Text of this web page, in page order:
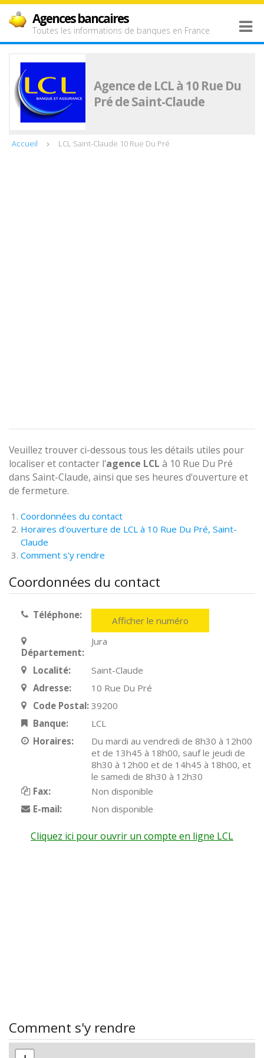
Agences bancaires
Toutes les informations de banques en France
Agence de LCL à 10 Rue Du
Pré de Saint-Claude
Accueil LCL Saint-Claude 10 Rue Du Pré
Veuillez trouver ci-dessous tous les détails utiles pour
localiser et contacter l'agence LCL à 10 Rue Du Pré
dans Saint-Claude, ainsi que ses heures d'ouverture et
de fermeture.
Coordonnées du contact
Horaires d'ouverture de LCL à 10 Rue Du Pré, Saint-
Claude
Comment s'y rendre
Coordonnées du contact
Téléphone: Afficher le numéro
Département:
Jura
Localité:
Saint-Claude
Adresse:
10 Rue Du Pré
Code Postal: 39200
Banque:
LCL
Horaires:
Du mardi au vendredi de 8h30 à 12h00
et de 13h45 à 18h00, sauf le jeudi de
8h30 à 12h00 et de 14h45 à 18h00, et
le samedi de 8h30 à 12h30
Fax:
Non disponible
E-mail:
Non disponible
Cliquez ici pour ouvrir un compte en ligne LCL
Comment s'y rendre